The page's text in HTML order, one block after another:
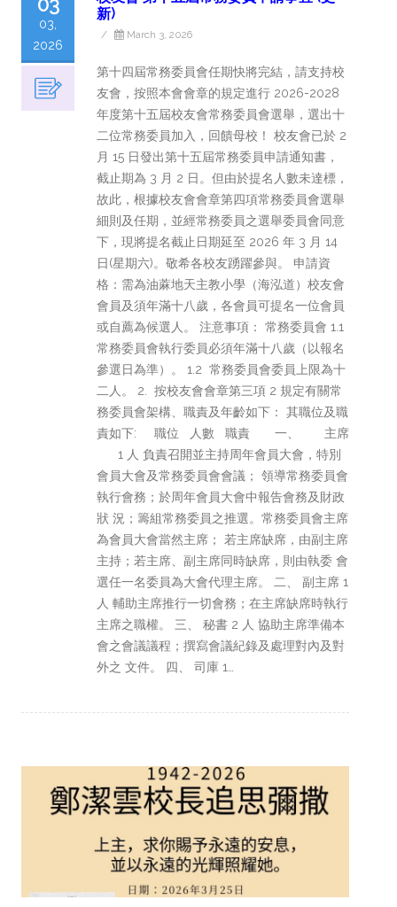
03
03,
2026
新)
/ March 3, 2026
第十四屆常務委員會任期快將完結，請支持校
友會，按照本會會章的規定進行 2026-2028
年度第十五屆校友會常務委員會選舉，選出十
二位常務委員加入，回饋母校！ 校友會已於 2
月 15 日發出第十五屆常務委員申請通知書，
截止期為 3 月 2 日。但由於提名人數未達標，
故此，根據校友會會章第四項常務委員會選舉
細則及任期，並經常務委員之選舉委員會同意
下，現將提名截止日期延至 2026 年 3 月 14
日(星期六)。敬希各校友踴躍參與。 申請資
格：需為油蔴地天主教小學（海泓道）校友會
會員及須年滿十八歲，各會員可提名一位會員
或自薦為候選人。 注意事項： 常務委員會 1.1
常務委員會執行委員必須年滿十八歲（以報名
參選日為準）。 1.2 常務委員會委員上限為十
二人。 2. 按校友會會章第三項 2 規定有關常
務委員會架構、職責及年齡如下： 其職位及職
責如下: 職位 人數 職責 一、 主席
1 人 負責召開並主持周年會員大會，特別
會員大會及常務委員會會議； 領導常務委員會
執行會務；於周年會員大會中報告會務及財政
狀 況；籌組常務委員之推選。常務委員會主席
為會員大會當然主席； 若主席缺席，由副主席
主持；若主席、副主席同時缺席，則由執委 會
選任一名委員為大會代理主席。 二、 副主席 1
人 輔助主席推行一切會務；在主席缺席時執行
主席之職權。 三、 秘書 2 人 協助主席準備本
會之會議議程；撰寫會議紀錄及處理對內及對
外之 文件。 四、 司庫 1…